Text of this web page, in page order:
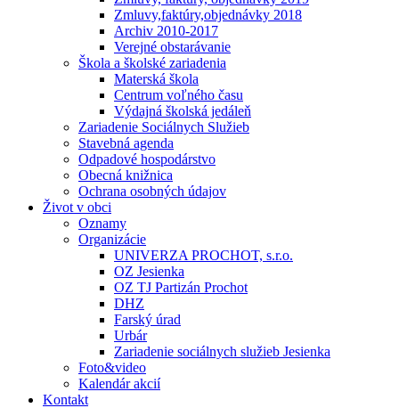
Zmluvy,faktúry,objednávky 2018
Archiv 2010-2017
Verejné obstarávanie
Škola a školské zariadenia
Materská škola
Centrum voľného času
Výdajná školská jedáleň
Zariadenie Sociálnych Služieb
Stavebná agenda
Odpadové hospodárstvo
Obecná knižnica
Ochrana osobných údajov
Život v obci
Oznamy
Organizácie
UNIVERZA PROCHOT, s.r.o.
OZ Jesienka
OZ TJ Partizán Prochot
DHZ
Farský úrad
Urbár
Zariadenie sociálnych služieb Jesienka
Foto&video
Kalendár akcií
Kontakt